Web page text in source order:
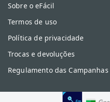
Sobre o eFácil
Termos de uso
Política de privacidade
Trocas e devoluções
Regulamento das Campanhas